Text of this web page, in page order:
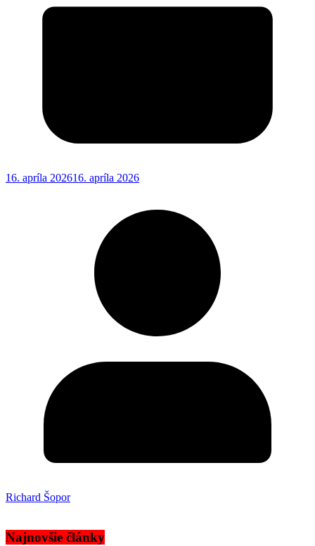
16. apríla 202616. apríla 2026
Richard Šopor
Najnovšie články